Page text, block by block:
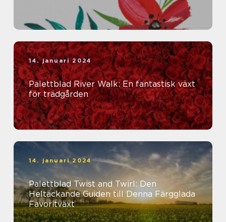
14. januari 2024
Palettblad River Walk: En fantastisk växt
för trädgården
14. januari 2024
Palettblad Twist and Twirl: Den
Heltäckande Guiden till Denna Färgglada
Favoritväxt